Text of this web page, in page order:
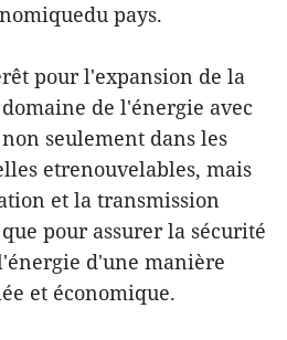
pays.
pour l'expansion de la
de l'énergie avec
seulement dans les
etrenouvelables, mais
et la transmission
pour assurer la sécurité
d'une manière
et économique.